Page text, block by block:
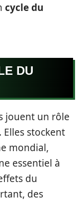
cycle du
DU
jouent un rôle
. Elles stockent
mondial,
essentiel à
du
des